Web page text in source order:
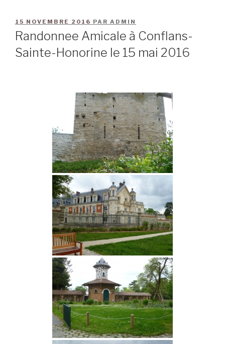
15 NOVEMBRE 2016 PAR ADMIN
Randonnee Amicale à Conflans-
Sainte-Honorine le 15 mai 2016